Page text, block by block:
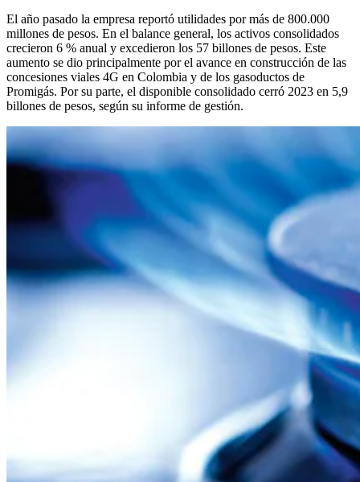
El año pasado la empresa reportó utilidades por más de 800.000
millones de pesos. En el balance general, los activos consolidados
crecieron 6 % anual y excedieron los 57 billones de pesos. Este
aumento se dio principalmente por el avance en construcción de las
concesiones viales 4G en Colombia y de los gasoductos de
Promigás. Por su parte, el disponible consolidado cerró 2023 en 5,9
billones de pesos, según su informe de gestión.